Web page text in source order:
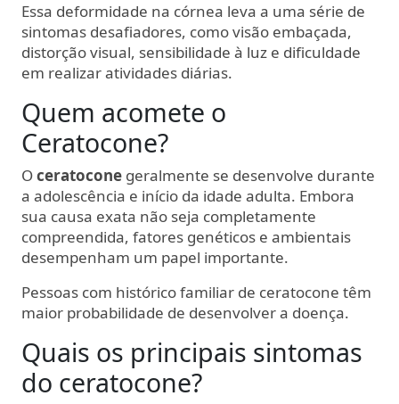
Essa deformidade na córnea leva a uma série de
sintomas desafiadores, como visão embaçada,
distorção visual, sensibilidade à luz e dificuldade
em realizar atividades diárias.
Quem acomete o
Ceratocone?
Oceratocone geralmente se desenvolve durante
a adolescência e início da idade adulta. Embora
sua causa exata não seja completamente
compreendida, fatores genéticos e ambientais
desempenham um papel importante.
Pessoas com histórico familiar de ceratocone têm
maior probabilidade de desenvolver a doença.
Quais os principais sintomas
do ceratocone?